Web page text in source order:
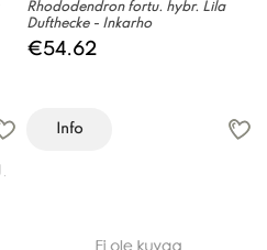
Rhododendron fortu. hybr. Lila
Dufthecke - Inkarho
€54.62
Info